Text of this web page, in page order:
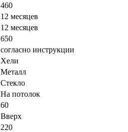
460
12 месяцев
12 месяцев
650
согласно инструкции
Хели
Металл
Стекло
На потолок
60
Вверх
220